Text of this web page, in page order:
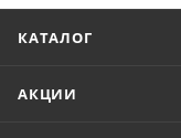
КАТАЛОГ
АКЦИИ